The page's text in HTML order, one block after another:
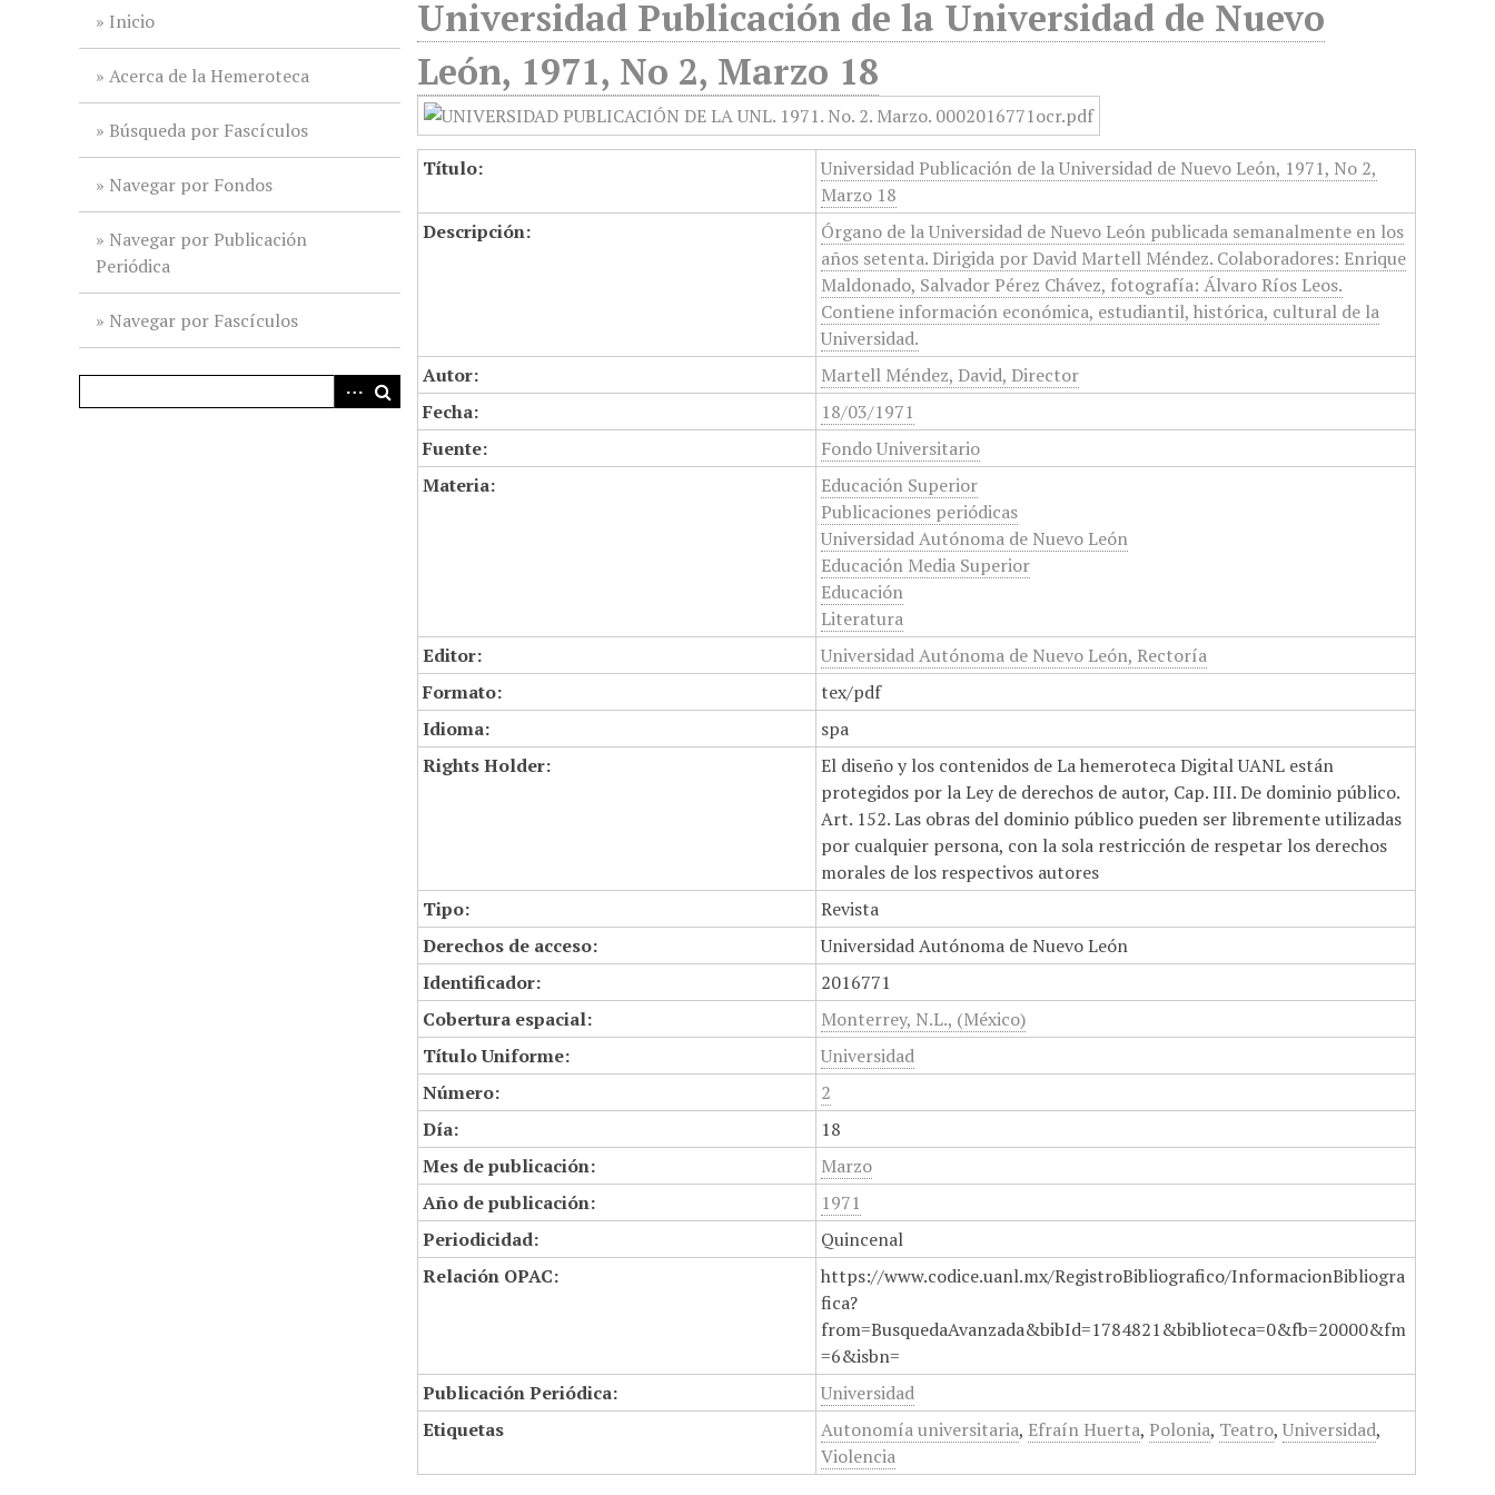
Inicio
Acerca de la Hemeroteca
Búsqueda por Fascículos
Navegar por Fondos
Navegar por Publicación
Periódica
Navegar por Fascículos
Universidad Publicación de la Universidad de Nuevo
León, 1971, No 2, Marzo 18
Título:
Universidad Publicación de la Universidad de Nuevo León, 1971, No 2,
Marzo 18
Descripción:
Órgano de la Universidad de Nuevo León publicada semanalmente en los
años setenta. Dirigida por David Martell Méndez. Colaboradores: Enrique
Maldonado, Salvador Pérez Chávez, fotografía: Álvaro Ríos Leos.
Contiene información económica, estudiantil, histórica, cultural de la
Universidad.
Autor:
Martell Méndez, David, Director
Fecha:
18/03/1971
Fuente:
Fondo Universitario
Materia:
Educación Superior
Publicaciones periódicas
Universidad Autónoma de Nuevo León
Educación Media Superior
Educación
Literatura
Editor:
Universidad Autónoma de Nuevo León, Rectoría
Formato:
tex/pdf
Idioma:
spa
Rights Holder:
El diseño y los contenidos de La hemeroteca Digital UANL están
protegidos por la Ley de derechos de autor, Cap. III. De dominio público.
Art. 152. Las obras del dominio público pueden ser libremente utilizadas
por cualquier persona, con la sola restricción de respetar los derechos
morales de los respectivos autores
Tipo:
Revista
Derechos de acceso:
Universidad Autónoma de Nuevo León
Identificador:
2016771
Cobertura espacial:
Monterrey, N.L., (México)
Título Uniforme:
Universidad
Número:
2
Día:
18
Mes de publicación:
Marzo
Año de publicación:
1971
Periodicidad:
Quincenal
Relación OPAC:
https://www.codice.uanl.mx/RegistroBibliografico/InformacionBibliogra
fica?
from=BusquedaAvanzada&bibId=1784821&biblioteca=0&fb=20000&fm
=6&isbn=
Publicación Periódica:
Universidad
Etiquetas
Autonomía universitaria, Efraín Huerta, Polonia, Teatro,Universidad,
Violencia